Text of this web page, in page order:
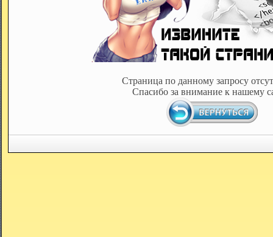
Страница по данному запросу
Спасибо за внимание к нашему